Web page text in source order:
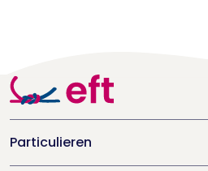
Particulieren